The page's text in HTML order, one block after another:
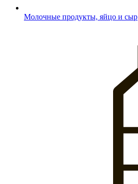
Молочные продукты, яйцо и сыр